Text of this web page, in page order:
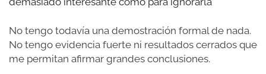
No tengo todavía una demostración formal de nada.
No tengo evidencia fuerte ni resultados cerrados que
me permitan afirmar grandes conclusiones.